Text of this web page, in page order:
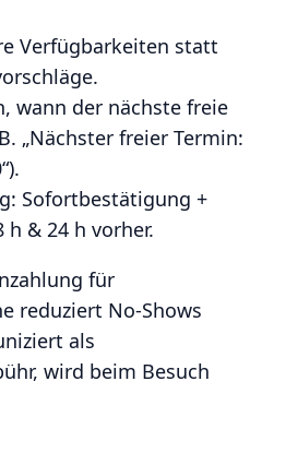
Verfügbarkeiten statt
wann der nächste freie
„Nächster freier Termin:
Sofortbestätigung +
h & 24 h vorher.
für
reduziert No‑Shows
als
wird beim Besuch